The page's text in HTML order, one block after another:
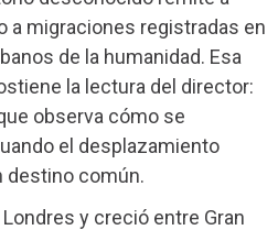
a migraciones registradas en
de la humanidad. Esa
la lectura del director:
observa cómo se
el desplazamiento
destino común.
y creció entre Gran